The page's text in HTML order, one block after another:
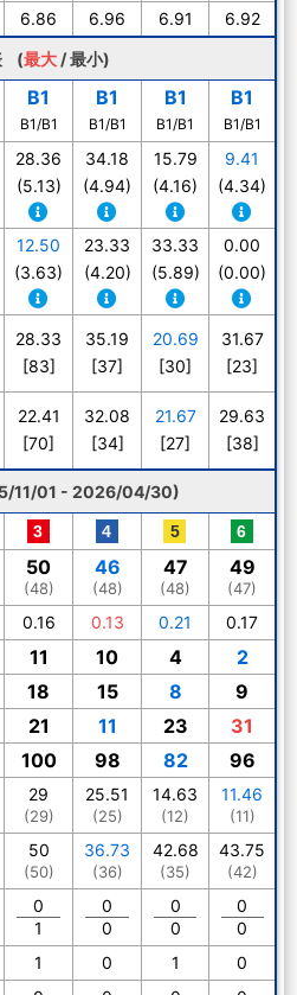
6.86 6.96 6.91
6.92
(最大 /最小)
B1
B1/B1
B1
B1/B1
B1
B1/B1
B1
B1/B1
28.36
(5.13)
34.18
(4.94)
15.79
(4.16)
9.41
(4.34)
12.50
(3.63)
23.33
(4.20)
33.33
(5.89)
0.00
(0.00)
28.33
[83]
35.19
[37]
20.69
[30]
31.67
[23]
22.41
[70]
32.08
[34]
21.67
[27]
29.63
[38]
11/01 - 2026/04/30)
50
(48)
46
(48)
47
(48)
49
(47)
0.16 0.13 0.21 0.17
11 10 4 2
18 15 8 9
21 11 23 31
100 98 82 96
29
(29)
25.51
(25)
14.63
(12)
11.46
(11)
50
(50)
36.73
(36)
42.68
(35)
43.75
(42)
0
1
0
0
0
0
0
0
1 0 1 0